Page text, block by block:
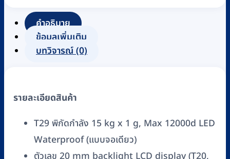
ตั้ง
โต๊ะ
Weighing
T-
SCALE
T29
คำอธิบาย
ข้อมูลเพิ่มเติม
บทวิจารณ์ (0)
รายละเอียดสินค้า
T29 พิกัดกำลัง 15 kg x 1 g, Max 12000d LED
Waterproof (แบบจอเดียว)
ตัวเลข 20 mm backlight LCD display (T20,